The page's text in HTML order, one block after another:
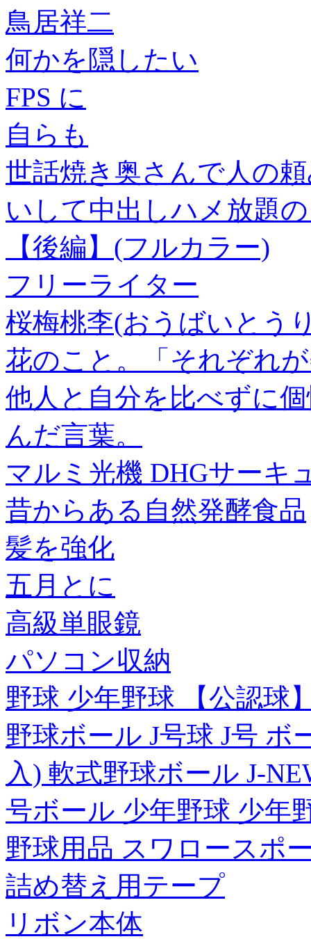
鳥居祥二
何かを隠したい
FPS に
自らも
世話焼き奥さんで人の
いして中出しハメ放題
【後編】(フルカラー)
フリーライター
桜梅桃李(おうばいとう
花のこと。「それぞれ
他人と自分を比べずに
んだ言葉。
マルミ光機 DHGサーキ
昔からある自然発酵食品
髪を強化
五月とに
高級単眼鏡
パソコン収納
野球 少年野球 【公認球
野球ボール J号球 J号 ボ
入) 軟式野球ボール J-
号ボール 少年野球 少年
野球用品 スワロースポ
詰め替え用テープ
リボン本体